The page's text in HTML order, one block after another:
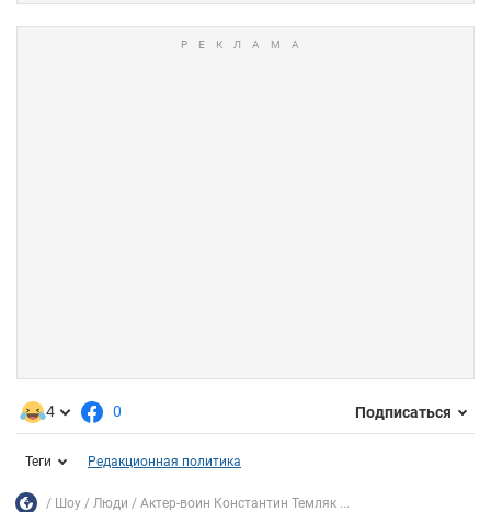
4 0 Подписаться
Теги Редакционная политика
Шоу Люди Актер-воин Константин Темляк ...